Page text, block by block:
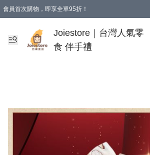
會員首次購物，即享全單95折！
購物滿 HKD 350.00即享免運費優惠！（適用於 本地送
Joiestore｜台灣人氣零
食 伴手禮